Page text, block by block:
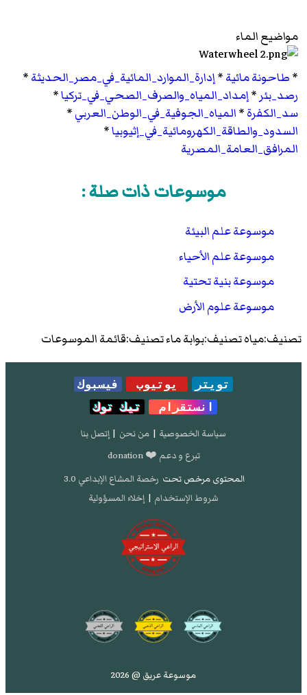
مواضيع الماء
*طاحونة مائية*إدارة_الموارد_المائية_في_مصر_الحديثة*
رصد_بئر *إمداد_المياه_والصرف_الصحي_في_تركيا*
سد_الكفرة*المياه_الجوفية_في_الوطن_العربي*
السدود_والطاقة_الكهرومائية_في_إثيوبيا*
المرافق_العامة_المصرية
موسوعات ذات صلة :
موسوعة علم البيئة
موسوعة علم الأحياء
موسوعة بنية تحتية
موسوعة علوم الأرض
تصنيف:مياه تصنيف:بوابة ماء تصنيف:قائمة الموسوعات
تويتر يوتيوب
فيسبوك
انستقرام
تيك توك
سياسة الخصوصية | من نحن | إتصل بنا
تبرع و دعم ❤️ donation
المحتوى مرخص تحت رخصة المشاع الإبداعي 3.0
شروط الإستخدام | إخلاء المسؤولية
موسوعة عريق @ 2026